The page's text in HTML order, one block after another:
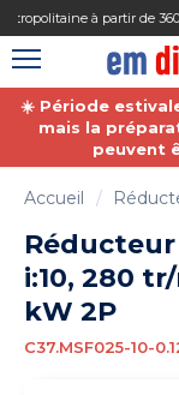
Paiement
☀️ Période
mais la
peuvent
Accueil
Réducteur
i:10, 280
kW 2P
C37.MSF025-10-
Gestion des cookies